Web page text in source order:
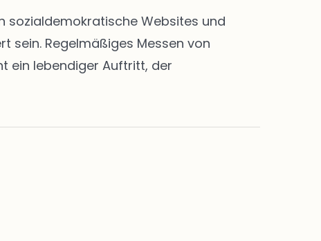
sozialdemokratische Websites und
sein. Regelmäßiges Messen von
ein lebendiger Auftritt, der